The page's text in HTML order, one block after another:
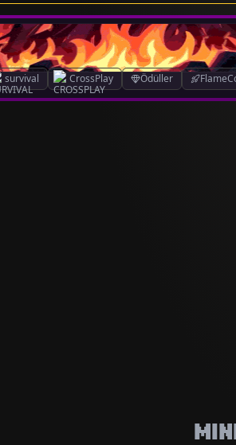
survival CrossPlay Ödüller